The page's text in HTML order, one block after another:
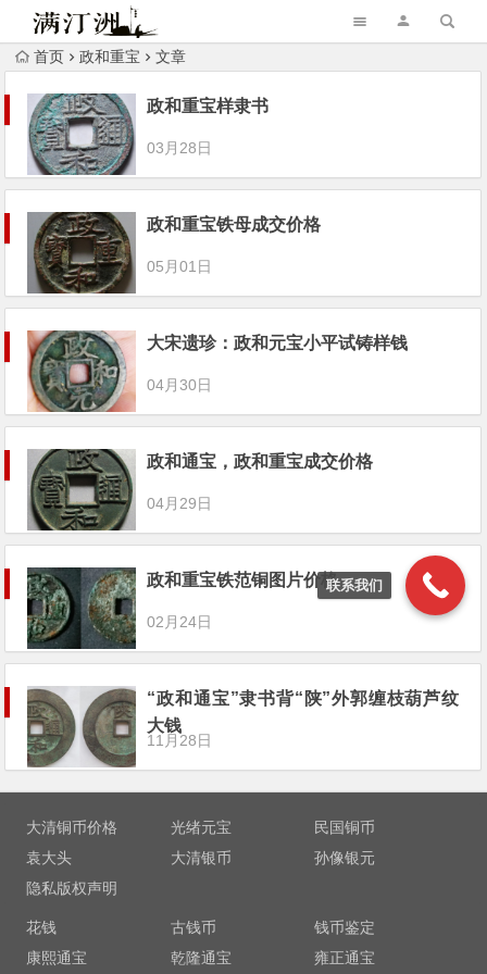
首页 政和重宝 文章
政和重宝样隶书
03月28日
政和重宝铁母成交价格
05月01日
大宋遗珍：政和元宝小平试铸样钱
04月30日
政和通宝，政和重宝成交价格
04月29日
政和重宝铁范铜图片价格
02月24日
“政和通宝”隶书背“陕”外郭缠枝葫芦纹
大钱
11月28日
大清铜币价格 光绪元宝
民国铜币
袁大头
大清银币
孙像银元
隐私版权声明
花钱 古钱币
钱币鉴定
康熙通宝
乾隆通宝 雍正通宝
联系我们